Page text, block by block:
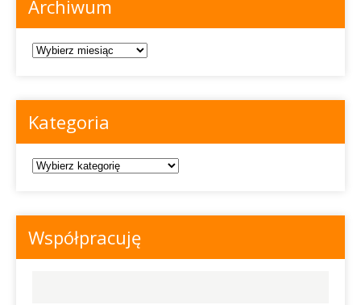
Archiwum
Archiwum
Kategoria
Kategoria
Współpracuję